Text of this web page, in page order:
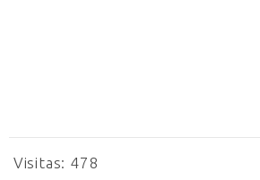
Visitas: 478